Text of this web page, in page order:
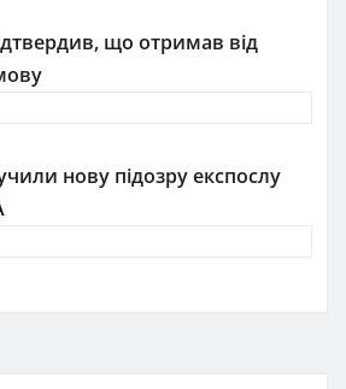
що отримав від
нову підозру експослу